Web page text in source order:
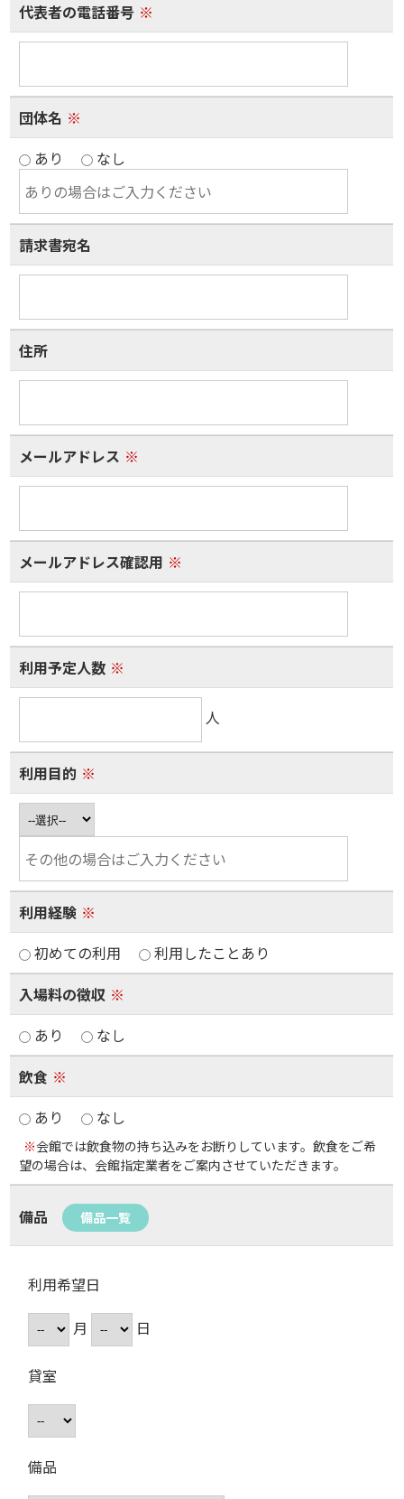
代表者の電話番号 ※
団体名 ※
あり
なし
請求書宛名
住所
メールアドレス ※
メールアドレス確認用 ※
利用予定人数 ※
人
利用目的 ※
利用経験 ※
初めての利用
利用したことあり
入場料の徴収 ※
あり
なし
飲食 ※
あり
なし
※会館では飲食物の持ち込みをお断りしています。飲食をご希
望の場合は、会館指定業者をご案内させていただきます。
備品 備品一覧
利用希望日
月
日
貸室
備品